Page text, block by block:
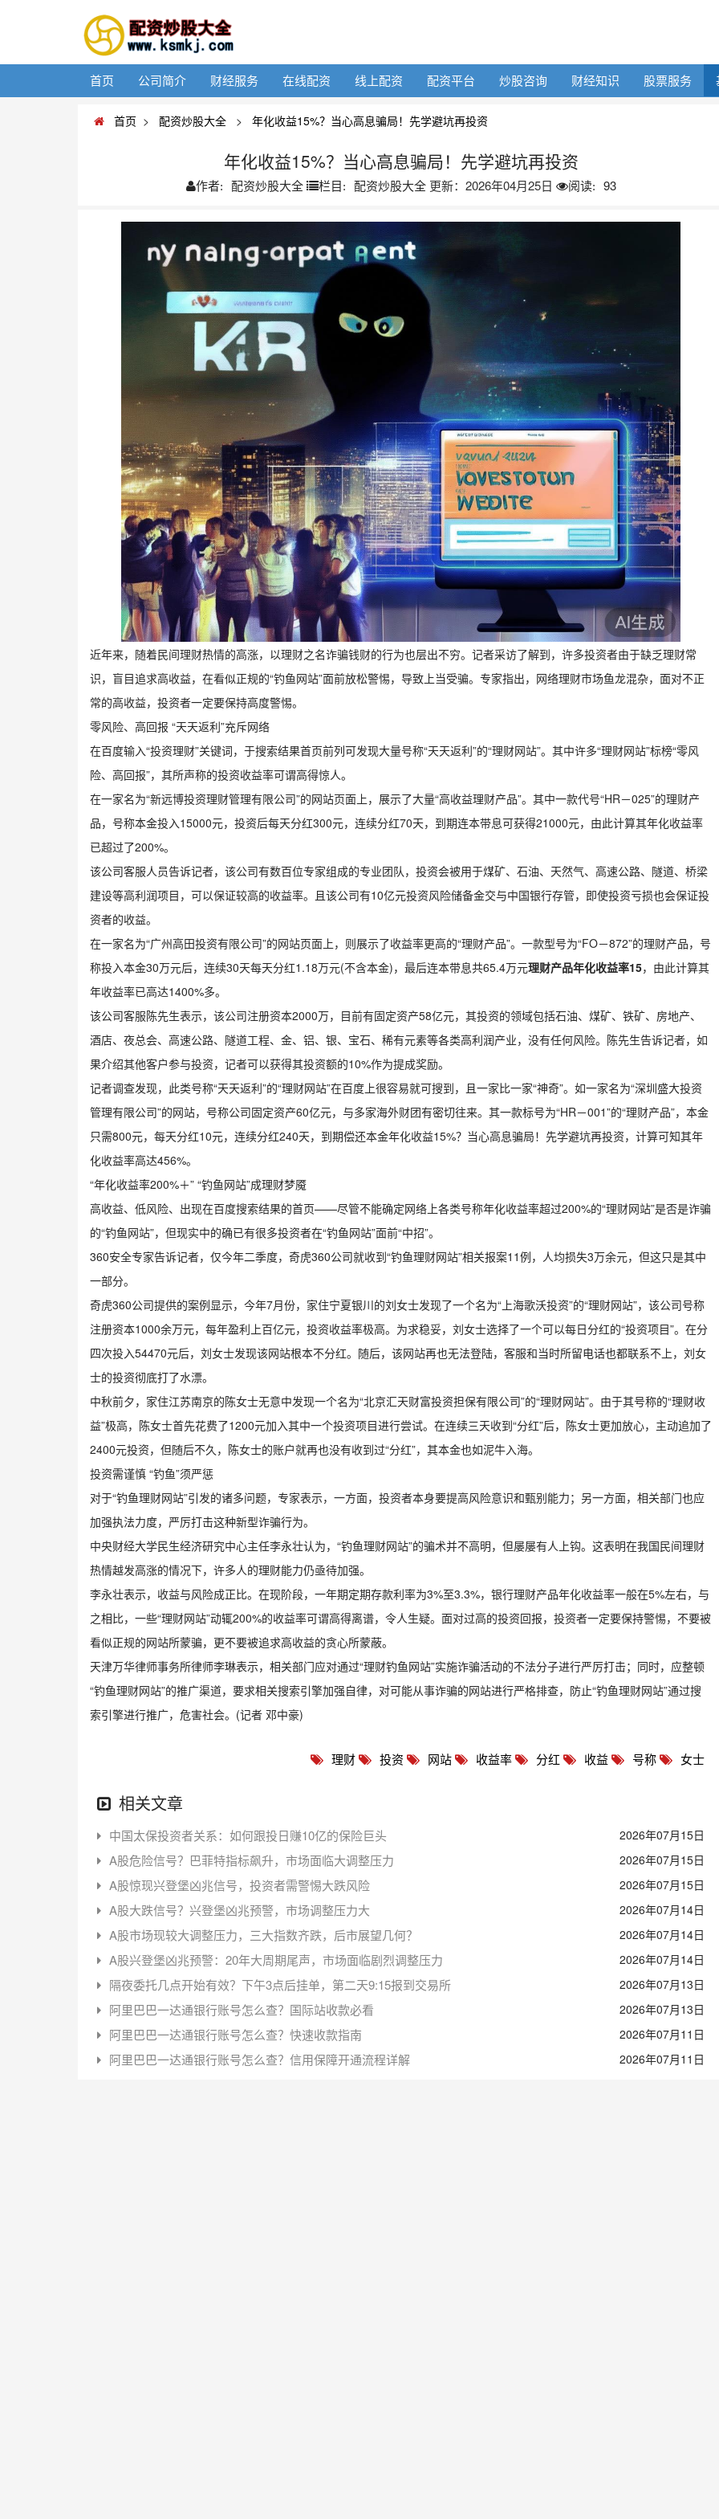
首页 公司简介 财经服务 在线配资 线上配资 配资平台 炒股咨询 财经知识 股票服务
首页 > 配资炒股大全 > 年化收益15%？当心高息骗局！先学避坑再投资
年化收益15%？当心高息骗局！先学避坑再投资
作者: 配资炒股大全 栏目: 配资炒股大全 更新：2026年04月25日 阅读: 93
近年来，随着民间理财热情的高涨，以理财之名诈骗钱财的行为也层出不穷。记者采访了解到，许多投资者由于缺乏理财常
识，盲目追求高收益，在看似正规的“钓鱼网站”面前放松警惕，导致上当受骗。专家指出，网络理财市场鱼龙混杂，面对不正
常的高收益，投资者一定要保持高度警惕。
零风险、高回报 “天天返利”充斥网络
在百度输入“投资理财”关键词，于搜索结果首页前列可发现大量号称“天天返利”的“理财网站”。其中许多“理财网站”标榜“零风
险、高回报”，其所声称的投资收益率可谓高得惊人。
在一家名为“新远博投资理财管理有限公司”的网站页面上，展示了大量“高收益理财产品”。其中一款代号“HR－025”的理财产
品，号称本金投入15000元，投资后每天分红300元，连续分红70天，到期连本带息可获得21000元，由此计算其年化收益率
已超过了200%。
该公司客服人员告诉记者，该公司有数百位专家组成的专业团队，投资会被用于煤矿、石油、天然气、高速公路、隧道、桥梁
建设等高利润项目，可以保证较高的收益率。且该公司有10亿元投资风险储备金交与中国银行存管，即使投资亏损也会保证投
资者的收益。
在一家名为“广州高田投资有限公司”的网站页面上，则展示了收益率更高的“理财产品”。一款型号为“FO－872”的理财产品，号
称投入本金30万元后，连续30天每天分红1.18万元(不含本金)，最后连本带息共65.4万元理财产品年化收益率15，由此计算其
年收益率已高达1400%多。
该公司客服陈先生表示，该公司注册资本2000万，目前有固定资产58亿元，其投资的领域包括石油、煤矿、铁矿、房地产、
酒店、夜总会、高速公路、隧道工程、金、铝、银、宝石、稀有元素等各类高利润产业，没有任何风险。陈先生告诉记者，如
果介绍其他客户参与投资，记者可以获得其投资额的10%作为提成奖励。
记者调查发现，此类号称“天天返利”的“理财网站”在百度上很容易就可搜到，且一家比一家“神奇”。如一家名为“深圳盛大投资
管理有限公司”的网站，号称公司固定资产60亿元，与多家海外财团有密切往来。其一款标号为“HR－001”的“理财产品”，本金
只需800元，每天分红10元，连续分红240天，到期偿还本金年化收益15%？当心高息骗局！先学避坑再投资，计算可知其年
化收益率高达456%。
“年化收益率200%＋” “钓鱼网站”成理财梦魇
高收益、低风险、出现在百度搜索结果的首页——尽管不能确定网络上各类号称年化收益率超过200%的“理财网站”是否是诈骗
的“钓鱼网站”，但现实中的确已有很多投资者在“钓鱼网站”面前“中招”。
360安全专家告诉记者，仅今年二季度，奇虎360公司就收到“钓鱼理财网站”相关报案11例，人均损失3万余元，但这只是其中
一部分。
奇虎360公司提供的案例显示，今年7月份，家住宁夏银川的刘女士发现了一个名为“上海歌沃投资”的“理财网站”，该公司号称
注册资本1000余万元，每年盈利上百亿元，投资收益率极高。为求稳妥，刘女士选择了一个可以每日分红的“投资项目”。在分
四次投入54470元后，刘女士发现该网站根本不分红。随后，该网站再也无法登陆，客服和当时所留电话也都联系不上，刘女
士的投资彻底打了水漂。
中秋前夕，家住江苏南京的陈女士无意中发现一个名为“北京汇天财富投资担保有限公司”的“理财网站”。由于其号称的“理财收
益”极高，陈女士首先花费了1200元加入其中一个投资项目进行尝试。在连续三天收到“分红”后，陈女士更加放心，主动追加了
2400元投资，但随后不久，陈女士的账户就再也没有收到过“分红”，其本金也如泥牛入海。
投资需谨慎 “钓鱼”须严惩
对于“钓鱼理财网站”引发的诸多问题，专家表示，一方面，投资者本身要提高风险意识和甄别能力；另一方面，相关部门也应
加强执法力度，严厉打击这种新型诈骗行为。
中央财经大学民生经济研究中心主任李永壮认为，“钓鱼理财网站”的骗术并不高明，但屡屡有人上钩。这表明在我国民间理财
热情越发高涨的情况下，许多人的理财能力仍亟待加强。
李永壮表示，收益与风险成正比。在现阶段，一年期定期存款利率为3%至3.3%，银行理财产品年化收益率一般在5%左右，与
之相比，一些“理财网站”动辄200%的收益率可谓高得离谱，令人生疑。面对过高的投资回报，投资者一定要保持警惕，不要被
看似正规的网站所蒙骗，更不要被追求高收益的贪心所蒙蔽。
天津万华律师事务所律师李琳表示，相关部门应对通过“理财钓鱼网站”实施诈骗活动的不法分子进行严厉打击；同时，应整顿
“钓鱼理财网站”的推广渠道，要求相关搜索引擎加强自律，对可能从事诈骗的网站进行严格排查，防止“钓鱼理财网站”通过搜
索引擎进行推广，危害社会。(记者 邓中豪)
理财 投资 网站 收益率 分红 收益 号称 女士
相关文章
中国太保投资者关系：如何跟投日赚10亿的保险巨头 2026年07月15日
A股危险信号？巴菲特指标飙升，市场面临大调整压力 2026年07月15日
A股惊现兴登堡凶兆信号，投资者需警惕大跌风险 2026年07月15日
A股大跌信号？兴登堡凶兆预警，市场调整压力大 2026年07月14日
A股市场现较大调整压力，三大指数齐跌，后市展望几何？ 2026年07月14日
A股兴登堡凶兆预警：20年大周期尾声，市场面临剧烈调整压力 2026年07月14日
隔夜委托几点开始有效？下午3点后挂单，第二天9:15报到交易所 2026年07月13日
阿里巴巴一达通银行账号怎么查？国际站收款必看 2026年07月13日
阿里巴巴一达通银行账号怎么查？快速收款指南 2026年07月11日
阿里巴巴一达通银行账号怎么查？信用保障开通流程详解 2026年07月11日